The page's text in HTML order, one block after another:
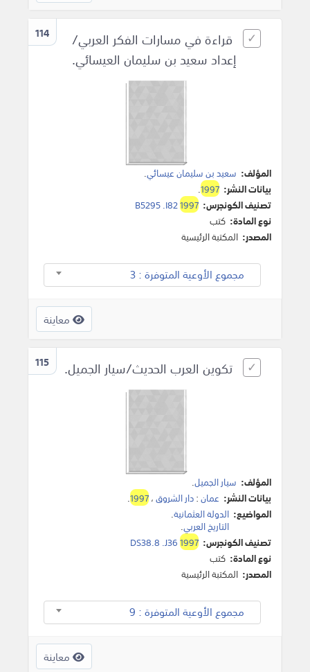
114
قراءة في مسارات الفكر العربي/
إعداد سعيد بن سليمان العيسائي.
المؤلف: سعيد بن سليمان عيسائي.
بيانات النشر: 1997
.
تصنيف الكونجرس:
B5295 .I821997
نوع المادة: كتب
المصدر: المكتبة الرئيسية
مجموع الأوعية المتوفرة : 3
معاينة
115 تكوين العرب الحديث/سيار الجميل.
المؤلف: سيار الجميل.
بيانات النشر: عمان:دار الشروق،1997
.
المواضيع: الدولة العثمانية.
التاريخ العربي.
تصنيف الكونجرس:
DS38.8 .J361997
نوع المادة: كتب
المصدر: المكتبة الرئيسية
مجموع الأوعية المتوفرة : 9
معاينة